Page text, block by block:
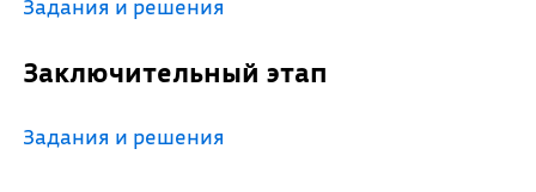
Задания и решения
Заключительный этап
Задания и решения